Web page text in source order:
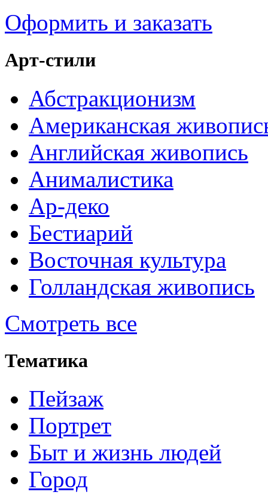
Оформить и заказать
Арт-стили
Абстракционизм
Американская
Английская живопись
Анималистика
Ар-деко
Бестиарий
Восточная культура
Голландская живопись
Смотреть все
Тематика
Пейзаж
Портрет
Быт и жизнь людей
Город